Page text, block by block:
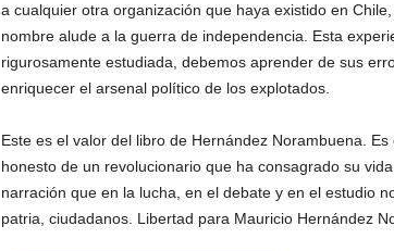
a cualquier otra organización que haya existido en
nombre alude a la guerra de independencia. Esta
rigurosamente estudiada, debemos aprender de sus
enriquecer el arsenal político de los explotados.
Este es el valor del libro de Hernández Norambuena.
honesto de un revolucionario que ha consagrado su
narración que en la lucha, en el debate y en el estudio
patria, ciudadanos. Libertad para Mauricio Hernández